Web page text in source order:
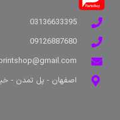
03136633395
09126887680
اصفهان - پل تمدن -